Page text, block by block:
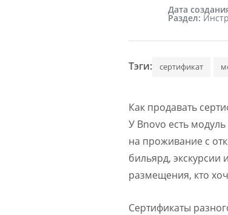
Дата
Раздел:
Тэги: сертификат
Как продавать
У Bnovo есть
на проживание с
бильярд, экскурсии
размещения, кто
Сертификаты